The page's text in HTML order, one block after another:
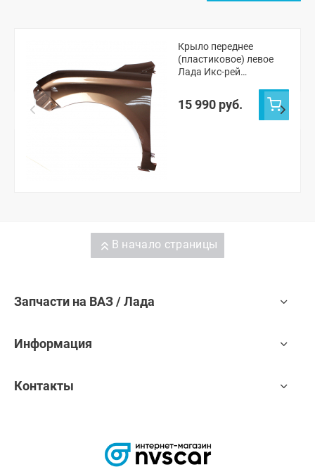
Крыло переднее
(пластиковое) левое
Лада Икс-рей
15 990 руб.
В начало страницы
Запчасти на ВАЗ / Лада
Информация
Контакты